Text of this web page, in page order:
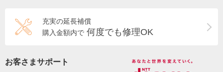
充実の延長補償
購入金額内で 何度でも修理OK
お客さまサポート